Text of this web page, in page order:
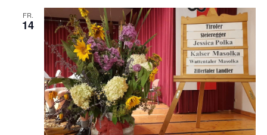
FR.
14